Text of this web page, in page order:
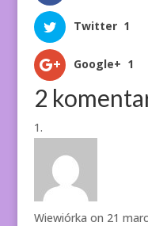
Twitter 1
Google+ 1
2
Wiewiórka on 21